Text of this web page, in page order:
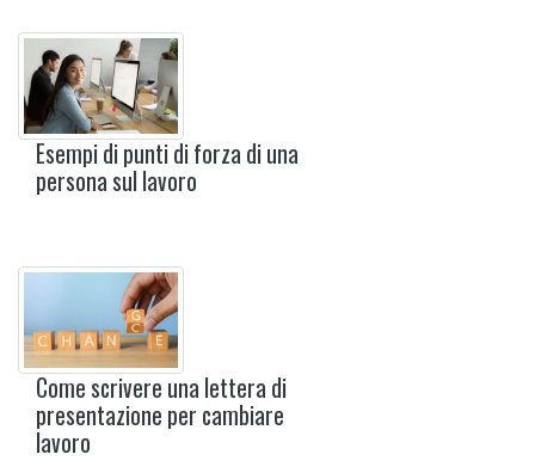
Esempi di punti di forza di una
persona sul lavoro
Come scrivere una lettera di
presentazione per cambiare
lavoro